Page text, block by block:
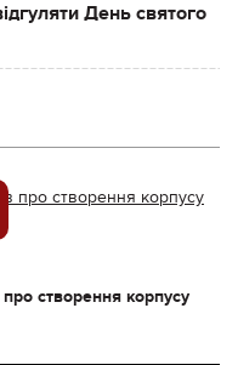
День святого
створення корпусу